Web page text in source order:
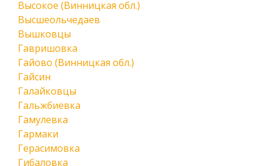
Высокое (Винницкая обл.)
Высшеольчедаев
Вышковцы
Гавришовка
Гайово (Винницкая обл.)
Гайсин
Галайковцы
Гальжбиевка
Гамулевка
Гармаки
Герасимовка
Гибаловка